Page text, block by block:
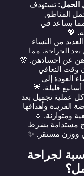
الحمل: تستهدف
المناطق
مما يساعد في
💖
من النساء
الجراحة، مما
عن أجسادهن. 🌸
وقت التعافي
العودة إلى
قليلة. 🌟
عملية تجميل بعد
الفريدة وأهدافها
ومتوازنة. 🌷
مستدامة بشرط
ووزن مستقر. ✨
لجراحة